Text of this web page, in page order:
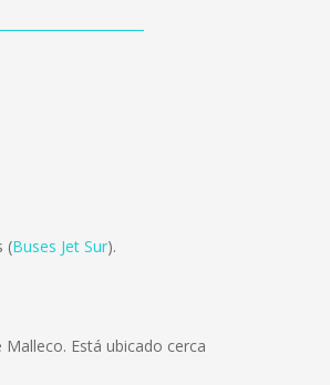
(Buses Jet Sur).
Está ubicado cerca